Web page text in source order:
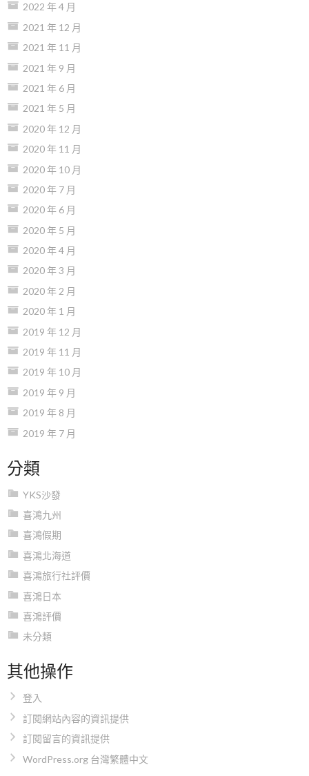
2022 年 4 月
2021 年 12 月
2021 年 11 月
2021 年 9 月
2021 年 6 月
2021 年 5 月
2020 年 12 月
2020 年 11 月
2020 年 10 月
2020 年 7 月
2020 年 6 月
2020 年 5 月
2020 年 4 月
2020 年 3 月
2020 年 2 月
2020 年 1 月
2019 年 12 月
2019 年 11 月
2019 年 10 月
2019 年 9 月
2019 年 8 月
2019 年 7 月
分類
YKS沙發
喜鴻九州
喜鴻假期
喜鴻北海道
喜鴻旅行社評價
喜鴻日本
喜鴻評價
未分類
其他操作
登入
訂閱網站內容的資訊提供
訂閱留言的資訊提供
WordPress.org 台灣繁體中文